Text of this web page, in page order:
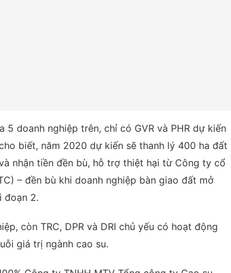
doanh nghiệp trên, chỉ có GVR và PHR dự kiến
biết, năm 2020 dự kiến sẽ thanh lý 400 ha đất
nhận tiền đền bù, hỗ trợ thiệt hại từ Công ty cổ
– đền bù khi doanh nghiệp bàn giao đất mở
đoạn 2.
còn TRC, DPR và DRI chủ yếu có hoạt động
giá trị ngành cao su.